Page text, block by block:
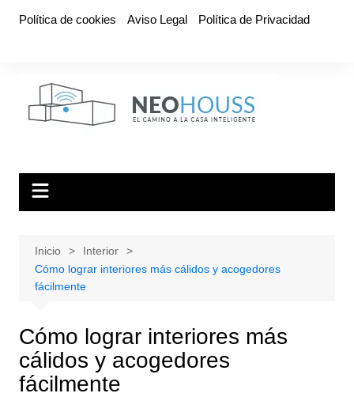
Política de cookies Aviso Legal Política de Privacidad
Inicio
Interior
Cómo lograr interiores más cálidos y acogedores
fácilmente
Cómo lograr interiores más
cálidos y acogedores
fácilmente